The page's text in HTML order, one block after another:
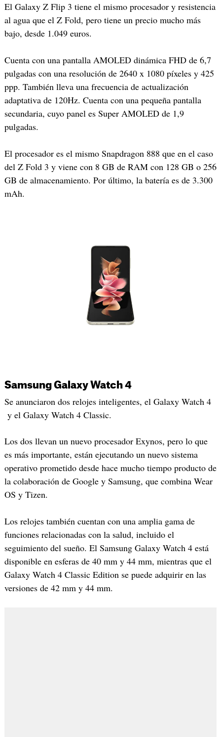
El Galaxy Z Flip 3 tiene el mismo procesador y resistencia
al agua que el Z Fold, pero tiene un precio mucho más
bajo, desde 1.049 euros.
Cuenta con una pantalla AMOLED dinámica FHD de 6,7
pulgadas con una resolución de 2640 x 1080 píxeles y 425
ppp. También lleva una frecuencia de actualización
adaptativa de 120Hz. Cuenta con una pequeña pantalla
secundaria, cuyo panel es Super AMOLED de 1,9
pulgadas.
El procesador es el mismo Snapdragon 888 que en el caso
del Z Fold 3 y viene con 8 GB de RAM con 128 GB o 256
GB de almacenamiento. Por último, la batería es de 3.300
mAh.
Samsung Galaxy Watch 4
Se anunciaron dos relojes inteligentes, el Galaxy Watch 4
y el Galaxy Watch 4 Classic.
Los dos llevan un nuevo procesador Exynos, pero lo que
es más importante, están ejecutando un nuevo sistema
operativo prometido desde hace mucho tiempo producto de
la colaboración de Google y Samsung, que combina Wear
OS y Tizen.
Los relojes también cuentan con una amplia gama de
funciones relacionadas con la salud, incluido el
seguimiento del sueño. El Samsung Galaxy Watch 4 está
disponible en esferas de 40 mm y 44 mm, mientras que el
Galaxy Watch 4 Classic Edition se puede adquirir en las
versiones de 42 mm y 44 mm.